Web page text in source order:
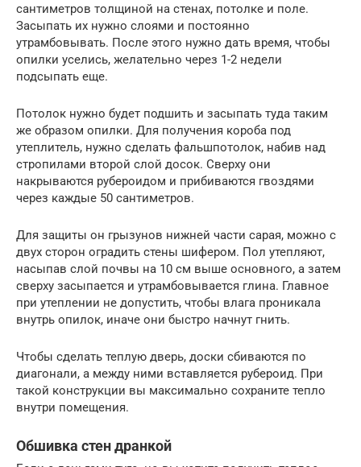
сантиметров толщиной на стенах, потолке и поле.
Засыпать их нужно слоями и постоянно
утрамбовывать. После этого нужно дать время, чтобы
опилки уселись, желательно через 1-2 недели
подсыпать еще.
Потолок нужно будет подшить и засыпать туда таким
же образом опилки. Для получения короба под
утеплитель, нужно сделать фальшпотолок, набив над
стропилами второй слой досок. Сверху они
накрываются рубероидом и прибиваются гвоздями
через каждые 50 сантиметров.
Для защиты он грызунов нижней части сарая, можно с
двух сторон оградить стены шифером. Пол утепляют,
насыпав слой почвы на 10 см выше основного, а затем
сверху засыпается и утрамбовывается глина. Главное
при утеплении не допустить, чтобы влага проникала
внутрь опилок, иначе они быстро начнут гнить.
Чтобы сделать теплую дверь, доски сбиваются по
диагонали, а между ними вставляется рубероид. При
такой конструкции вы максимально сохраните тепло
внутри помещения.
Обшивка стен дранкой